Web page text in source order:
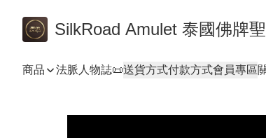
SilkRoad Amulet 泰國佛牌
商品 法脈人物誌📜送貨方式付款方式會員專區